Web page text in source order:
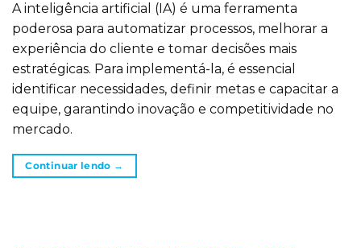
A inteligência artificial (IA) é uma ferramenta
poderosa para automatizar processos, melhorar a
experiência do cliente e tomar decisões mais
estratégicas. Para implementá-la, é essencial
identificar necessidades, definir metas e capacitar a
equipe, garantindo inovação e competitividade no
mercado.
Continuar lendo →